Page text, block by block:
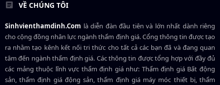
VỀ CHÚNG TÔI
Sinhvienthamdinh.Com là diễn đàn đầu tiên và lớn nhất dành riêng
cho cộng đồng nhân lực ngànhthẩm định giá. Cổng thông tin được tạo
ra nhằm tạo kênh kết nối tri thức cho tất cả các bạn đã và đang quan
tâm đến ngành thẩm định giá. Các thông tin được tổng hợp với đầy đủ
các mảng thuộc lĩnh vực thẩm định giá như: Thẩm định giá Bất động
sản, thẩm định giá động sản, thẩm định giá máy móc thiết bị, thẩm